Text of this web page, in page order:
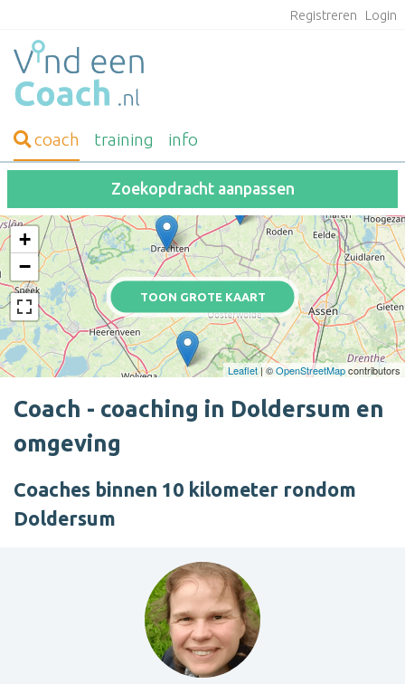
Registreren Login
coach training info
Zoekopdracht aanpassen
TOON GROTE KAART
+
−
Leaflet| ©OpenStreetMapcontributors
Coach - coaching in Doldersum en
omgeving
Coaches binnen 10 kilometer rondom
Doldersum